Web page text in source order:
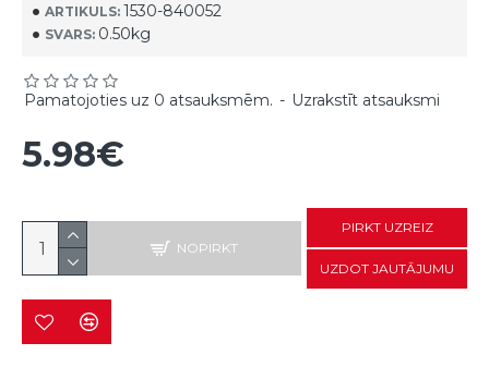
ARTIKULS: 1530-840052
SVARS: 0.50kg
Pamatojoties uz 0 atsauksmēm. - Uzrakstīt atsauksmi
5.98€
NOPIRKT
PIRKT UZREIZ
UZDOT JAUTĀJUMU